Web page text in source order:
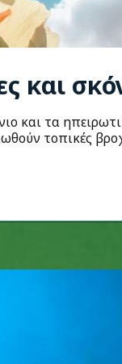
και
και τα
τοπικές